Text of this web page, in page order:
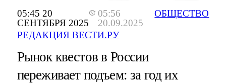
05:45 20
СЕНТЯБРЯ 2025
05:56
20.09.2025
РЕДАКЦИЯ ВЕСТИ.РУ
ОБЩЕСТВО
Рынок квестов в России
переживает подъем: за год их